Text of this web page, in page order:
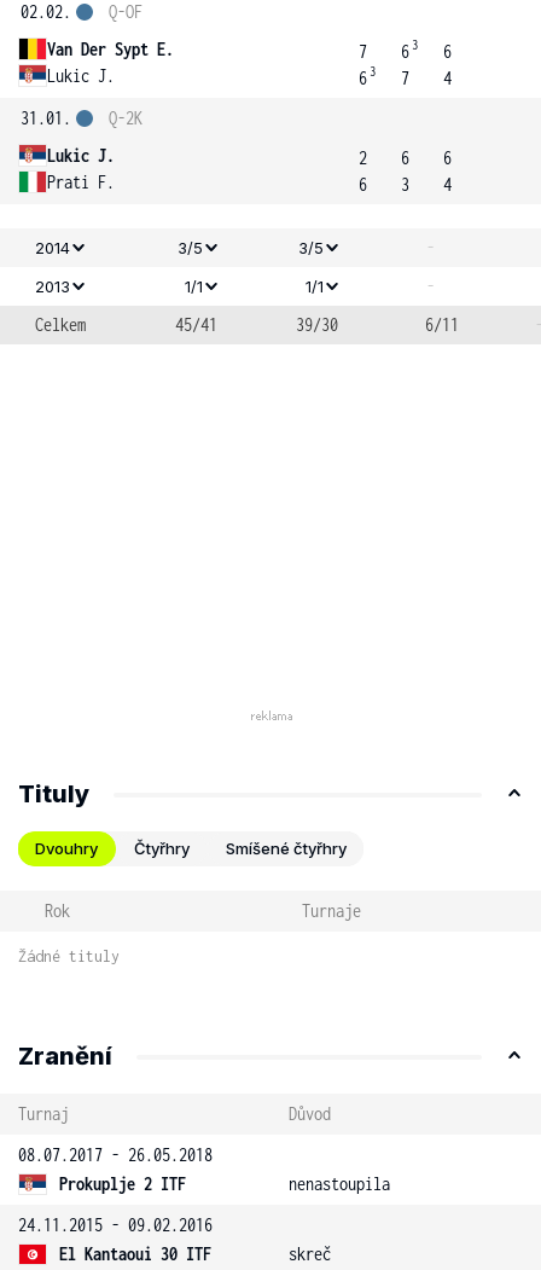
02.02.
Van Der Sypt E.
Lukic J.
Q-OF
7
6 3
6 3
7
6
4
31.01.
Lukic J.
Prati F.
Q-2K
2
6
6
3
6
4
2014 3/5 3/5 -
2013 1/1 1/1
-
Celkem
45/41 39/30 6/11
Tituly
Dvouhry Čtyřhry Smíšené čtyřhry
Rok Turnaje
Žádné tituly
Zranění
Turnaj
Důvod
08.07.2017 - 26.05.2018
Prokuplje 2 ITF
nenastoupila
24.11.2015 - 09.02.2016
El Kantaoui 30 ITF
skreč